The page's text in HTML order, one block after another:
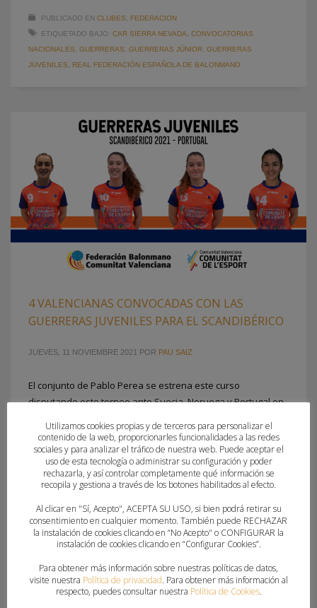
PUBLICADO EN CLUBES
FEDERACION
ETIQUETADO BAJO: CAR SIERRA NEVADA
CONVOCATORIAS
NACIONALES
GUERRERAS GUERRERAS JÚNIOR GUERRERAS
JUVENILES
REAL FEDERACIÓN ESPAÑOLA DE BALONMANO
4 VALENCIANAS CONVOCADAS CON LAS
GUERRERAS JUVENILES PARA EL SCANDIBÉRICO
JUEVES, 11 NOVIEMBRE 2021 POR PAU SAIZ
El conjunto de Pablo Perea se estrena este curso
disputando este torneo ante Suecia, Noruega y Portugal en
Perea, seleccionador nacional de las Guerreras Juveniles,
ha ofrecido la lista de jugadoras convocadas para realizar
la primera actividad de la temporada, programada del 21 al
29 de noviembre. Durante la misma, España disputará
PUBLICADO EN CLUBES,FEDERACION
ETIQUETADO BAJO: CLAUDIA JUAN , EIDER POLES, GUERRERAS
SCANDIBÉRICO 2021
Utilizamos cookies propias y de terceros para personalizar el
contenido de la web, proporcionarles funcionalidades a las redes
sociales y para analizar el tráfico de nuestra web. Puede aceptar el
uso de esta tecnología o administrar su configuración y poder
rechazarla, y así controlar completamente qué información se
recopila y gestiona a través de los botones habilitados al efecto.
Al clicar en "Sí, Acepto", ACEPTA SU USO, si bien podrá retirar su
consentimiento en cualquier momento. También puede RECHAZAR
la instalación de cookies clicando en “No Acepto" o CONFIGURAR la
instalación de cookies clicando en “Configurar Cookies”.
Para obtener más información sobre nuestras políticas de datos,
visite nuestra Política de privacidad. Para obtener más información al
respecto, puedes consultar nuestra Política de Cookies.